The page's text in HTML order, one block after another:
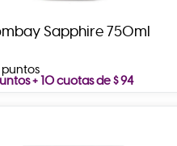
Sapphire 750ml
puntos
+ 10 cuotas de $ 94